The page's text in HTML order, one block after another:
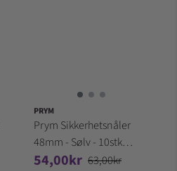
PRYM
Prym Sikkerhetsnåler
48mm - Sølv - 10stk
089184
54,00kr 63,00kr